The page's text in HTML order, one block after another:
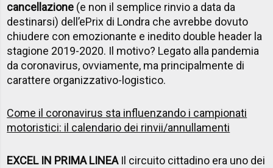
cancellazione (e non il semplice rinvio a data da
destinarsi) dell’ePrix di Londra che avrebbe dovuto
chiudere con emozionante e inedito double header la
stagione 2019-2020. Il motivo? Legato alla pandemia
da coronavirus, ovviamente, ma principalmente di
carattere organizzativo-logistico.
Come il coronavirus sta influenzando i campionati
motoristici: il calendario dei rinvii/annullamenti
EXCEL IN PRIMA LINEAIl circuito cittadino era uno dei